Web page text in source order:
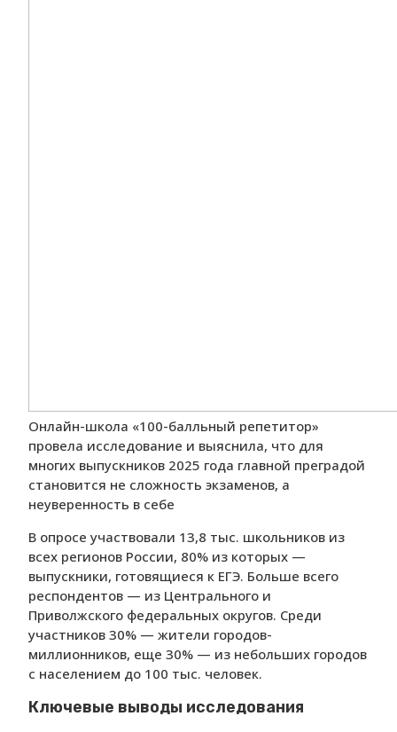
Онлайн-школа «100-балльный репетитор»
провела исследование и выяснила, что для
многих выпускников 2025 года главной преградой
становится не сложность экзаменов, а
неуверенность в себе
В опросе участвовали 13,8 тыс. школьников из
всех регионов России, 80% из которых —
выпускники, готовящиеся к ЕГЭ. Больше всего
респондентов — из Центрального и
Приволжского федеральных округов. Среди
участников 30% — жители городов-
миллионников, еще 30% — из небольших городов
с населением до 100 тыс. человек.
Ключевые выводы исследования